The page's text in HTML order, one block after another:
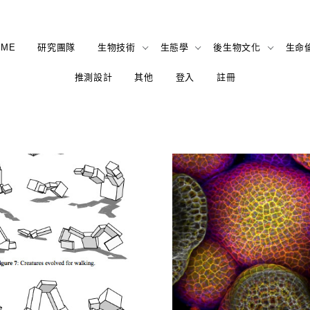
研究團隊 生物技術 生態學 後生物文化 生命
推測設計 其他 登入 註冊